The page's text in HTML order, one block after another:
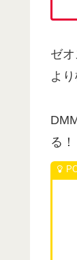
ゼ
よ
る！